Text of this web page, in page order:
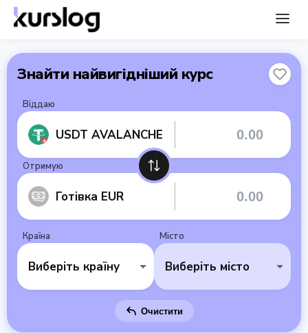
Знайти найвигідніший курс
Віддаю
USDT AVALANCHE
Отримую
Готівка EUR
Країна
Виберіть країну
Місто
Виберіть місто
Очистити